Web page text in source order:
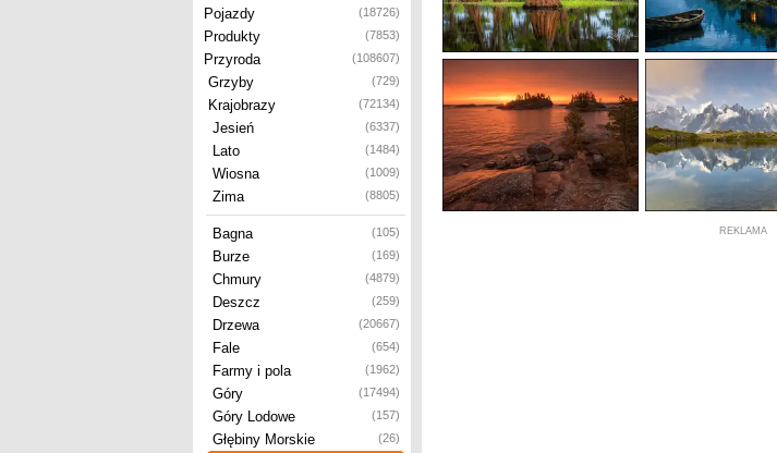
Pojazdy (18726)
Produkty (7853)
Przyroda (108607)
Grzyby (729)
Krajobrazy (72134)
Jesień (6337)
Lato (1484)
Wiosna (1009)
Zima (8805)
Bagna (105)
Burze (169)
Chmury (4879)
Deszcz (259)
Drzewa (20667)
Fale (654)
Farmy i pola (1962)
Góry (17494)
Góry Lodowe (157)
Głębiny Morskie (26)
REKLAMA